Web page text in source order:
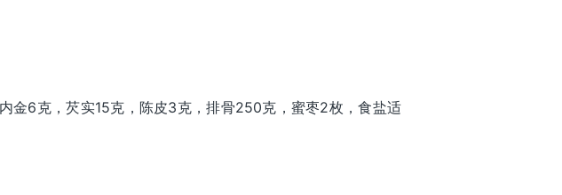
金6克，芡实15克，陈皮3克，排骨250克，蜜枣2枚，食盐适